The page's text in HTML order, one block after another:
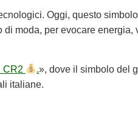
Oggi, questo
moda, per evocare energia,
CR2 .», dove il simbolo del
italiane.